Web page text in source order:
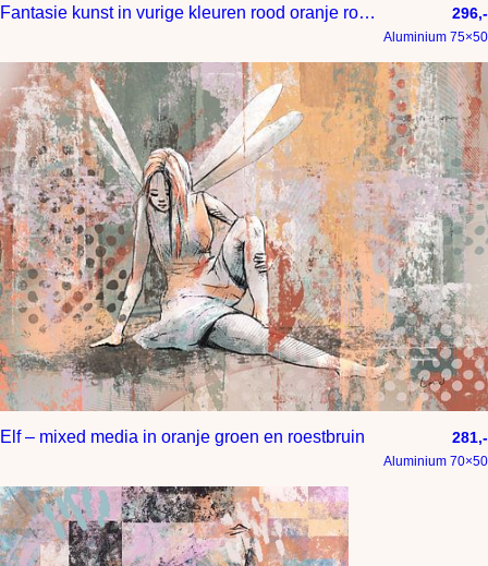
Fantasie kunst in vurige kleuren rood oranje roze en geel – fee op een tak 296,-
Aluminium 75×50
Elf – mixed media in oranje groen en roestbruin 281,-
Aluminium 70×50